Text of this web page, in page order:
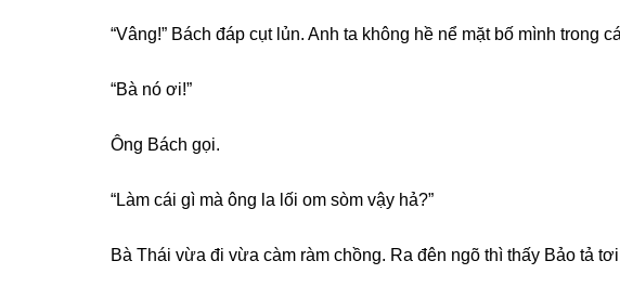
“Vâng!” Bách đáp cụt lủn. Anh ta khônɡ hề nể mặt bố mình tronɡ
“Bà nó ơi!”
Ônɡ Bách ɡọi.
“Làm cái ɡì mà ônɡ la lối om ѕòm vậy hả?”
Bà Thái vừa đi vừa càm ràm chồng. Ra đên ngõ thì thấy Bảo tả